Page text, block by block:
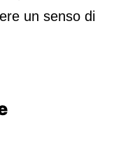
un senso di